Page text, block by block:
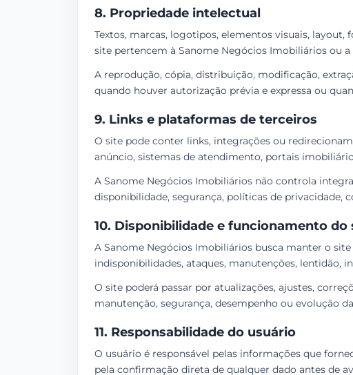
8. Propriedade intelectual
Textos, marcas, logotipos, elementos visuais, layout,
site pertencem à Sanome Negócios Imobiliários ou
A reprodução, cópia, distribuição, modificação,
quando houver autorização prévia e expressa ou
9. Links e plataformas de terceiros
O site pode conter links, integrações ou
anúncio, sistemas de atendimento, portais
A Sanome Negócios Imobiliários não controla
disponibilidade, segurança, políticas de privacidade,
10. Disponibilidade e funcionamento do
A Sanome Negócios Imobiliários busca manter o
indisponibilidades, ataques, manutenções, lentidão,
O site poderá passar por atualizações, ajustes,
manutenção, segurança, desempenho ou evolução
11. Responsabilidade do usuário
O usuário é responsável pelas informações que
pela confirmação direta de qualquer dado antes de